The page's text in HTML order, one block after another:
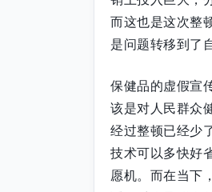
而这也是这次整
是问题转移到了
保健品的虚假宣
该是对人民群众
经过整顿已经少
技术可以多快好
愿机。而在当下